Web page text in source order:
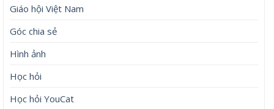
Giáo hội Việt Nam
Góc chia sẻ
Hình ảnh
Học hỏi
Học hỏi YouCat